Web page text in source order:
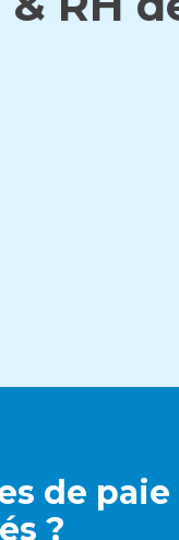
de
?